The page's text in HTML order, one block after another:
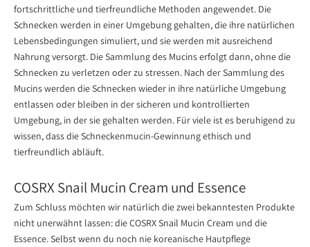
fortschrittliche und tierfreundliche Methoden angewendet. Die
Schnecken werden in einer Umgebung gehalten, die ihre natürlichen
Lebensbedingungen simuliert, und sie werden mit ausreichend
Nahrung versorgt. Die Sammlung des Mucins erfolgt dann, ohne die
Schnecken zu verletzen oder zu stressen. Nach der Sammlung des
Mucins werden die Schnecken wieder in ihre natürliche Umgebung
entlassen oder bleiben in der sicheren und kontrollierten
Umgebung, in der sie gehalten werden. Für viele ist es beruhigend zu
wissen, dass die Schneckenmucin-Gewinnung ethisch und
tierfreundlich abläuft.
COSRX Snail Mucin Cream und Essence
Zum Schluss möchten wir natürlich die zwei bekanntesten Produkte
nicht unerwähnt lassen: die COSRX Snail Mucin Cream und die
Essence. Selbst wenn du noch nie koreanische Hautpflege